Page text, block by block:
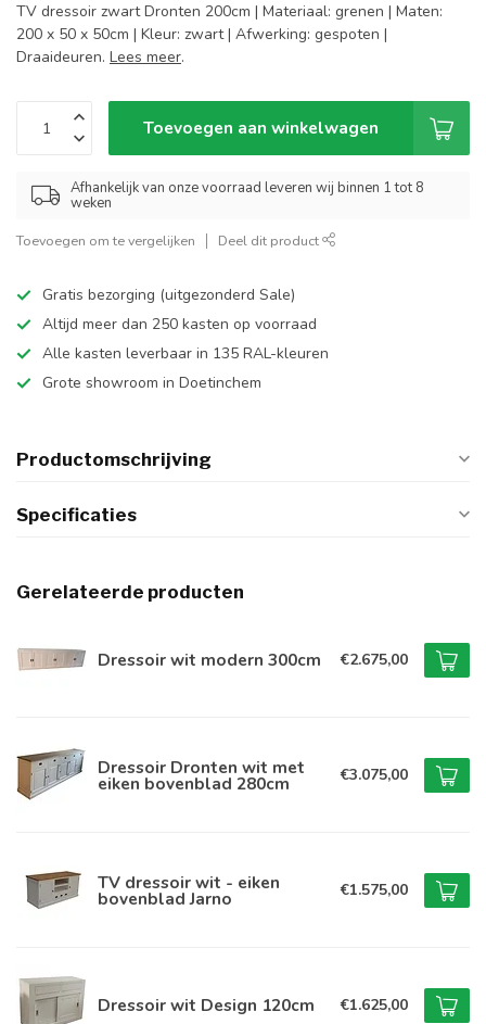
TV dressoir zwart Dronten 200cm | Materiaal: grenen | Maten:
200 x 50 x 50cm | Kleur: zwart | Afwerking: gespoten |
Draaideuren. Lees meer.
Toevoegen aan winkelwagen
Afhankelijk van onze voorraad leveren wij binnen 1 tot 8
weken
Toevoegen om te vergelijken Deel dit product
Gratis bezorging (uitgezonderd Sale)
Altijd meer dan 250 kasten op voorraad
Alle kasten leverbaar in 135 RAL-kleuren
Grote showroom in Doetinchem
Productomschrijving
Specificaties
Gerelateerde producten
Dressoir wit modern 300cm €2.675,00
Dressoir Dronten wit met
eiken bovenblad 280cm €3.075,00
TV dressoir wit - eiken
bovenblad Jarno €1.575,00
Dressoir wit Design 120cm €1.625,00